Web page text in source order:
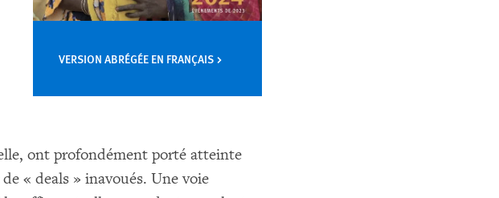
VERSION ABRÉGÉE EN FRANÇAIS
ont profondément porté atteinte
« deals » inavoués. Une voie